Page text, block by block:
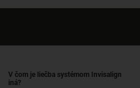
V čom je liečba systémom Invisalign
iná?